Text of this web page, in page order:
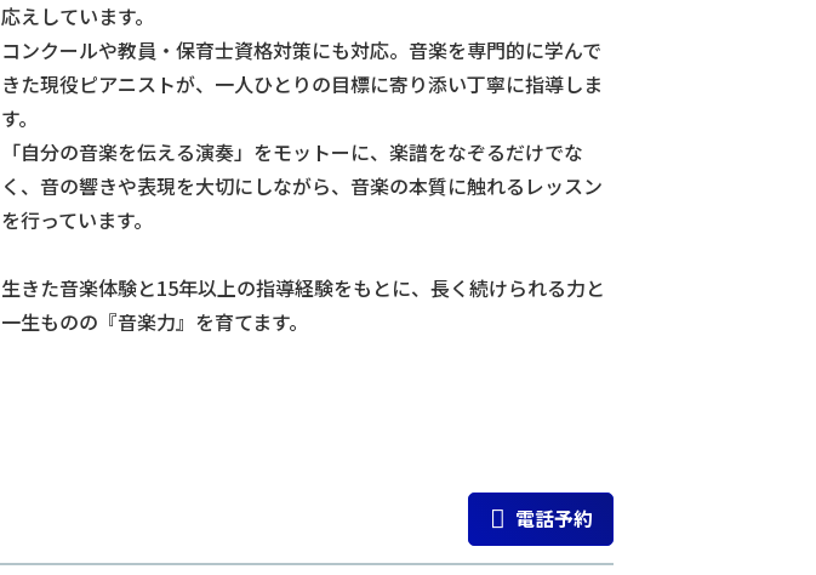
応えしています。
コンクールや教員・保育士資格対策にも対応。音楽を専門的に学んで
きた現役ピアニストが、一人ひとりの目標に寄り添い丁寧に指導しま
す。
「自分の音楽を伝える演奏」をモットーに、楽譜をなぞるだけでな
く、音の響きや表現を大切にしながら、音楽の本質に触れるレッスン
を行っています。
生きた音楽体験と15年以上の指導経験をもとに、長く続けられる力と
一生ものの『音楽力』を育てます。
電話予約